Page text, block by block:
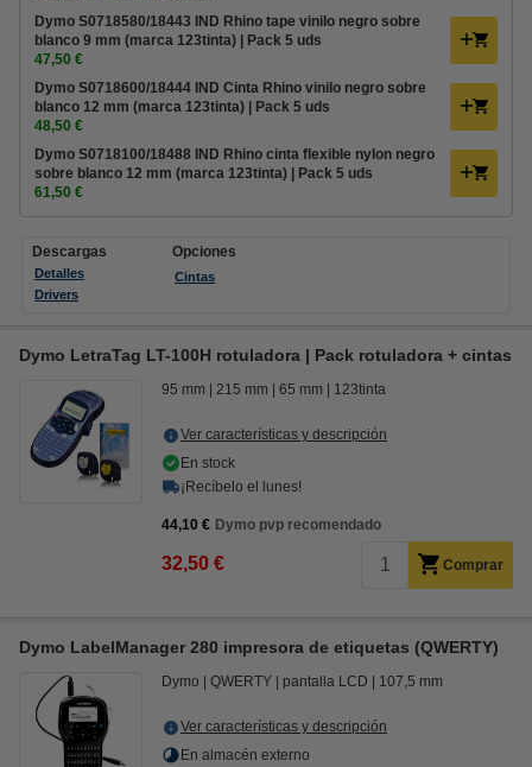
Dymo S0718580/18443 IND Rhino tape vinilo negro sobre
blanco 9 mm (marca 123tinta) | Pack 5 uds
47,50 €
Dymo S0718600/18444 IND Cinta Rhino vinilo negro sobre
blanco 12 mm (marca 123tinta) | Pack 5 uds
48,50 €
Dymo S0718100/18488 IND Rhino cinta flexible nylon negro
sobre blanco 12 mm (marca 123tinta) | Pack 5 uds
61,50 €
Descargas
Detalles
Drivers
Opciones
Cintas
Dymo LetraTag LT-100H rotuladora | Pack rotuladora + cintas
95 mm 215 mm 65 mm 123tinta
Ver características y descripción
En stock
¡Recíbelo el lunes!
44,10 € Dymo pvp recomendado
32,50 € Comprar
Dymo LabelManager 280 impresora de etiquetas (QWERTY)
Dymo QWERTY pantalla LCD 107,5 mm
Ver características y descripción
En almacén externo